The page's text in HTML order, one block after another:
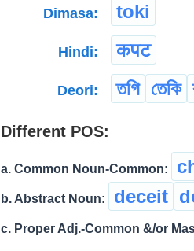
Dimasa: toki
Hindi: कपट
Deori: তগি তেকি
Different POS:
a. Common Noun-Common:
b. Abstract Noun: deceit
c. Proper Adj.-Common &/or